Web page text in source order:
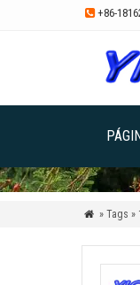
 +86-
 » Tags »